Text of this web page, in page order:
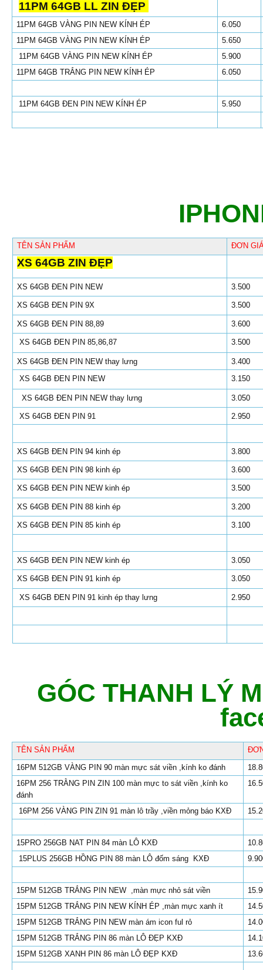
11PM 64GB LL ZIN ĐẸP
11PM 64GB VÀNG PIN NEW KÍNH ÉP
6.050
11PM 64GB VÀNG PIN NEW KÍNH ÉP
5.650
11PM 64GB VÀNG PIN NEW KÍNH ÉP
5.900
11PM 64GB TRẮNG PIN NEW KÍNH ÉP
6.050
11PM 64GB ĐEN PIN NEW KÍNH ÉP 5.950
TÊN SẢN PHẨM ĐƠN
XS 64GB ZIN ĐẸP
XS 64GB ĐEN PIN NEW 3.500
XS 64GB ĐEN PIN 9X 3.500
XS 64GB ĐEN PIN 88,89 3.600
XS 64GB ĐEN PIN 85,86,87 3.500
XS 64GB ĐEN PIN NEW thay lưng
3.400
XS 64GB ĐEN PIN NEW
3.150
XS 64GB ĐEN PIN NEW thay lưng 3.050
XS 64GB ĐEN PIN 91 2.950
XS 64GB ĐEN PIN 94 kinh ép 3.800
XS 64GB ĐEN PIN 98 kinh ép 3.600
XS 64GB ĐEN PIN NEW kinh ép 3.500
XS 64GB ĐEN PIN 88 kinh ép 3.200
XS 64GB ĐEN PIN 85 kinh ép 3.100
XS 64GB ĐEN PIN NEW kinh ép 3.050
XS 64GB ĐEN PIN 91 kinh ép 3.050
XS 64GB ĐEN PIN 91 kinh ép thay lưng 2.950
GÓC THANH LÝ
TÊN SẢN PHẨM
16PM 512GB VÀNG PIN 90 màn mực sát viền ,kính ko đánh
16PM 256 TRẰNG PIN ZIN 100 màn mực to sát viền ,kính ko
đánh
16PM 256 VÀNG PIN ZIN 91 màn lô trầy ,viền mỏng báo KXĐ
15PRO 256GB NAT PIN 84 màn LÔ KXĐ
15PLUS 256GB HỒNG PIN 88 màn LÔ đốm sáng KXĐ
15PM 512GB TRẮNG PIN NEW ,màn mực nhỏ sát viền
15PM 512GB TRẮNG PIN NEW KÍNH ÉP ,màn mực xanh ít
15PM 512GB TRẮNG PIN NEW màn ám icon ful rỏ
15PM 512GB TRẮNG PIN 86 màn LÔ ĐẸP KXĐ
15PM 512GB XANH PIN 86 màn LÔ ĐẸP KXĐ